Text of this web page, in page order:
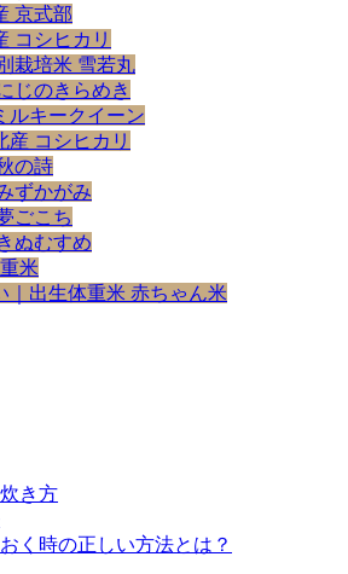
京式部
コシヒカリ
栽培米 雪若丸
じのきらめき
ルキークイーン
産 コシヒカリ
の詩
ずかがみ
ごこち
ぬむすめ
米
｜出生体重米 赤ちゃん米
き方
く時の正しい方法とは？